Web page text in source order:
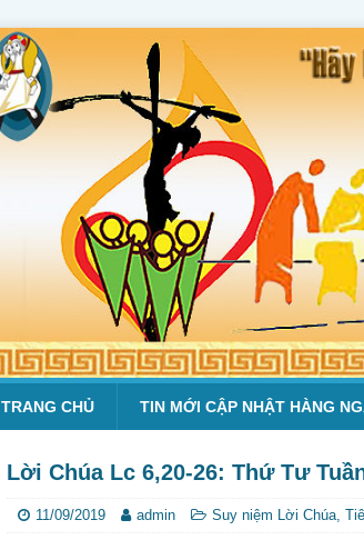
TRANG CHỦ TIN MỚI CẬP NHẬT HÀNG
Lời Chúa Lc 6,20-26: Thứ Tư
11/09/2019 admin Suy niệm Lời Chúa,